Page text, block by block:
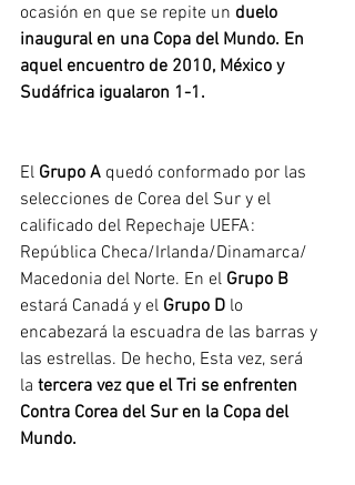
ocasión en que se repite un duelo
inaugural en una Copa del Mundo. En
aquel encuentro de 2010, México y
Sudáfrica igualaron 1-1.
El Grupo A quedó conformado por las
selecciones de Corea del Sur y el
calificado del Repechaje UEFA:
República Checa/Irlanda/Dinamarca/
Macedonia del Norte. En el Grupo B
estará Canadá y el Grupo D lo
encabezará la escuadra de las barras y
las estrellas. De hecho, Esta vez, será
la tercera vez que el Tri se enfrenten
Contra Corea del Sur en la Copa del
Mundo.